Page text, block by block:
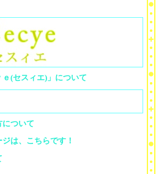
(セスィエ)」について
について
は、こちらです！